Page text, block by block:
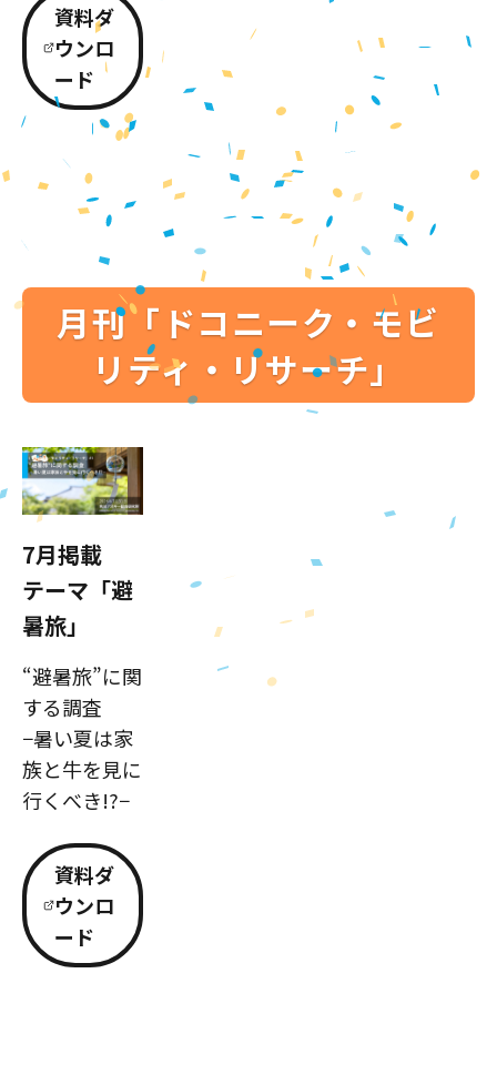
資料ダ
ウンロ
ード
月刊「ドコニーク・モビ
リティ・リサーチ」
7月掲載
テーマ「避
暑旅」
“避暑旅”に関
する調査
−暑い夏は家
族と牛を見に
行くべき!?−
資料ダ
ウンロ
ード